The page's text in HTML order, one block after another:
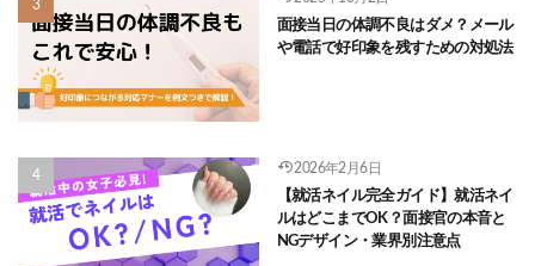
面接当日の体調不良はダメ？メール
や電話で好印象を残すための対処法
2026年2月6日
【就活ネイル完全ガイド】就活ネイ
ルはどこまでOK？面接官の本音と
NGデザイン・業界別注意点